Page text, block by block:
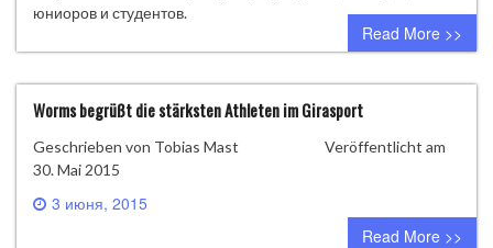
юниоров и студентов.
Read More >>
Worms begrüßt die stärksten Athleten im Girasport
Geschrieben von Tobias Mast Veröffentlicht am
30. Mai 2015
3 июня, 2015
0 comment
Read More >>